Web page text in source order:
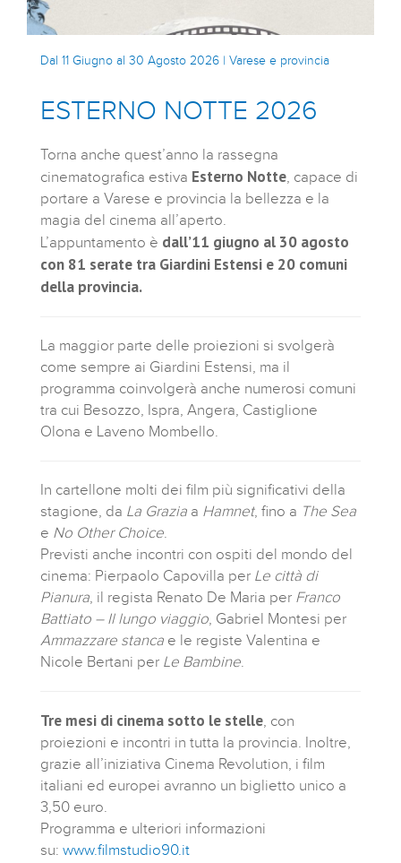
Dal 11 Giugno al 30 Agosto 2026 | Varese e provincia
ESTERNO NOTTE 2026
Torna anche quest’anno la rassegna
cinematografica estiva Esterno Notte, capace di
portare a Varese e provincia la bellezza e la
magia del cinema all’aperto.
L’appuntamento è dall’11 giugno al 30 agosto
con 81 serate tra Giardini Estensi e 20 comuni
della provincia.
La maggior parte delle proiezioni si svolgerà
come sempre ai Giardini Estensi, ma il
programma coinvolgerà anche numerosi comuni
tra cui Besozzo, Ispra, Angera, Castiglione
Olona e Laveno Mombello.
In cartellone molti dei film più significativi della
stagione, da La Grazia a Hamnet, fino a The Sea
e No Other Choice.
Previsti anche incontri con ospiti del mondo del
cinema: Pierpaolo Capovilla per Le città di
Pianura, il regista Renato De Maria per Franco
Battiato – Il lungo viaggio, Gabriel Montesi per
Ammazzare stanca e le registe Valentina e
Nicole Bertani per Le Bambine.
Tre mesi di cinema sotto le stelle, con
proiezioni e incontri in tutta la provincia. Inoltre,
grazie all’iniziativa Cinema Revolution, i film
italiani ed europei avranno un biglietto unico a
3,50 euro.
Programma e ulteriori informazioni
su: www.filmstudio90.it